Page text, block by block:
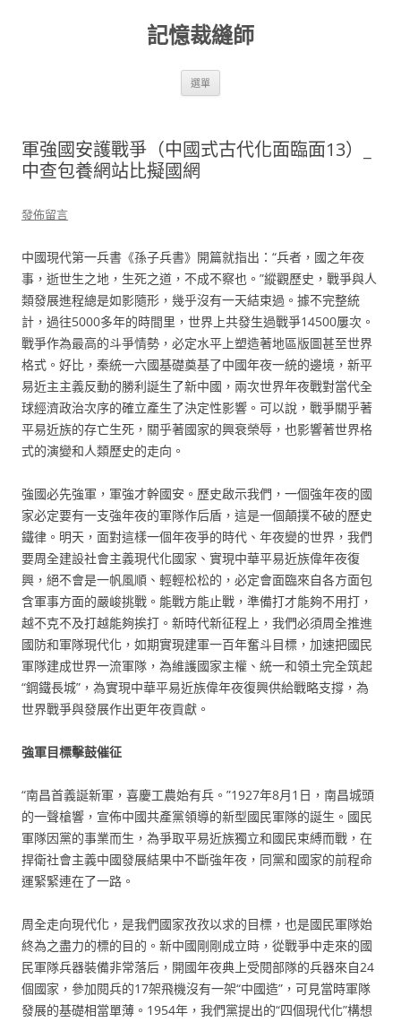
記憶裁縫師
選單
軍強國安護戰爭（中國式古代化面臨面13）_
中查包養網站比擬國網
發佈留言
中國現代第一兵書《孫子兵書》開篇就指出：“兵者，國之年夜
事，逝世生之地，生死之道，不成不察也。”縱觀歷史，戰爭與人
類發展進程總是如影隨形，幾乎沒有一天結束過。據不完整統
計，過往5000多年的時間里，世界上共發生過戰爭14500屢次。
戰爭作為最高的斗爭情勢，必定水平上塑造著地區版圖甚至世界
格式。好比，秦統一六國基礎奠基了中國年夜一統的邊境，新平
易近主主義反動的勝利誕生了新中國，兩次世界年夜戰對當代全
球經濟政治次序的確立產生了決定性影響。可以說，戰爭關乎著
平易近族的存亡生死，關乎著國家的興衰榮辱，也影響著世界格
式的演變和人類歷史的走向。
強國必先強軍，軍強才幹國安。歷史啟示我們，一個強年夜的國
家必定要有一支強年夜的軍隊作后盾，這是一個顛撲不破的歷史
鐵律。明天，面對這樣一個年夜爭的時代、年夜變的世界，我們
要周全建設社會主義現代化國家、實現中華平易近族偉年夜復
興，絕不會是一帆風順、輕輕松松的，必定會面臨來自各方面包
含軍事方面的嚴峻挑戰。能戰方能止戰，準備打才能夠不用打，
越不克不及打越能夠挨打。新時代新征程上，我們必須周全推進
國防和軍隊現代化，如期實現建軍一百年奮斗目標，加速把國民
軍隊建成世界一流軍隊，為維護國家主權、統一和領土完全筑起
“鋼鐵長城”，為實現中華平易近族偉年夜復興供給戰略支撐，為
世界戰爭與發展作出更年夜貢獻。
強軍目標擊鼓催征
“南昌首義誕新軍，喜慶工農始有兵。”1927年8月1日，南昌城頭
的一聲槍響，宣佈中國共產黨領導的新型國民軍隊的誕生。國民
軍隊因黨的事業而生，為爭取平易近族獨立和國民束縛而戰，在
捍衛社會主義中國發展結果中不斷強年夜，同黨和國家的前程命
運緊緊連在了一路。
周全走向現代化，是我們國家孜孜以求的目標，也是國民軍隊始
終為之盡力的標的目的。新中國剛剛成立時，從戰爭中走來的國
民軍隊兵器裝備非常落后，開國年夜典上受閱部隊的兵器來自24
個國家，參加閱兵的17架飛機沒有一架“中國造”，可見當時軍隊
發展的基礎相當單薄。1954年，我們黨提出的“四個現代化”構想